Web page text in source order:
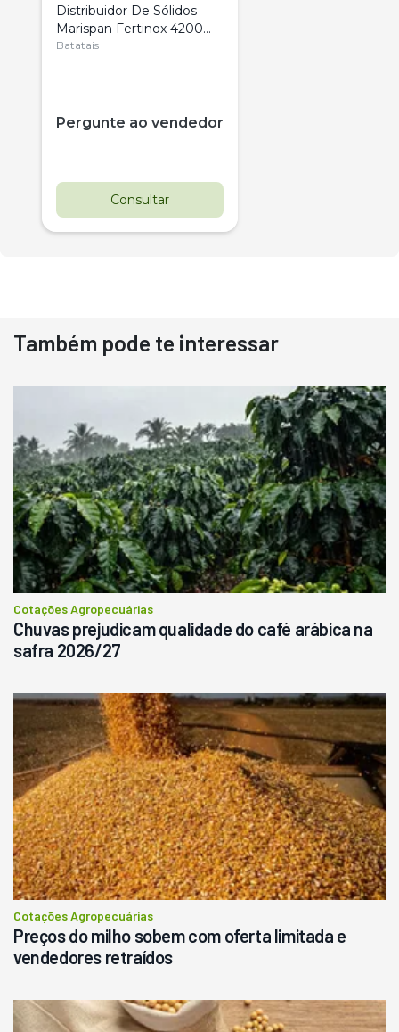
Distribuidor De Sólidos
Marispan Fertinox 4200
Citrus
Batatais
Pergunte ao vendedor
Consultar
Destaque
Usado
Ano 1987
Londrina
R$ 145.000
Consultar
Também pode te interessar
Cotações Agropecuárias
Chuvas prejudicam qualidade do café arábica na
safra 2026/27
Cotações Agropecuárias
Preços do milho sobem com oferta limitada e
vendedores retraídos